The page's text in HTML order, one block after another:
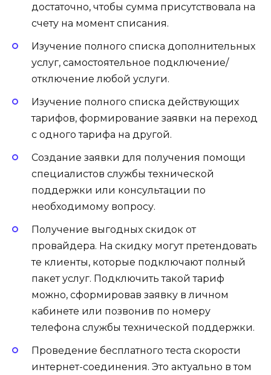
достаточно, чтобы сумма присутствовала на
счету на момент списания.
Изучение полного списка дополнительных
услуг, самостоятельное подключение/
отключение любой услуги.
Изучение полного списка действующих
тарифов, формирование заявки на переход
с одного тарифа на другой.
Создание заявки для получения помощи
специалистов службы технической
поддержки или консультации по
необходимому вопросу.
Получение выгодных скидок от
провайдера. На скидку могут претендовать
те клиенты, которые подключают полный
пакет услуг. Подключить такой тариф
можно, сформировав заявку в личном
кабинете или позвонив по номеру
телефона службы технической поддержки.
Проведение бесплатного теста скорости
интернет-соединения. Это актуально в том